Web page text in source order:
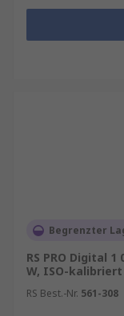
Begrenzter
RS PRO Digital
W, ISO-kalibriert
RS Best.-Nr. 561-308